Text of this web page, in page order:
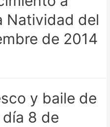
Natividad del
de 2014
y baile de
8 de